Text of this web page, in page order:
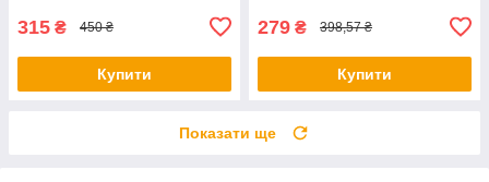
315 ₴ 450 ₴
Купити
279 ₴ 398,57 ₴
Купити
Показати ще